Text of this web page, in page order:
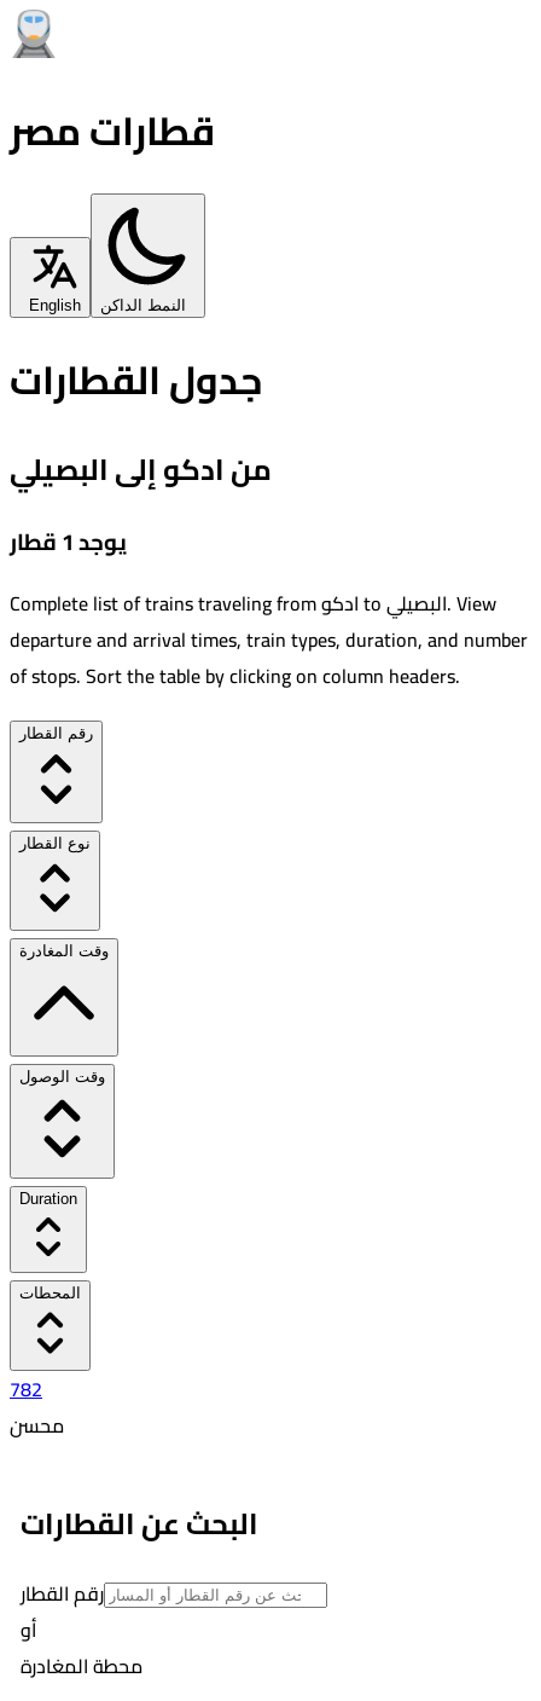
قطارات مصر
English النمط الداكن
جدول القطارات
من ادكو إلى البصيلي
يوجد 1 قطار
Complete list of trains traveling fromادكوtoالبصيلي.View
departure and arrival times, train types, duration, and number
of stops. Sort the table by clicking on column headers.
رقم القطار
نوع القطار
وقت المغادرة
وقت الوصول
Duration
المحطات
782
محسن
00:17
البحث عن القطارات
رقم القطار
أو
محطة المغادرة